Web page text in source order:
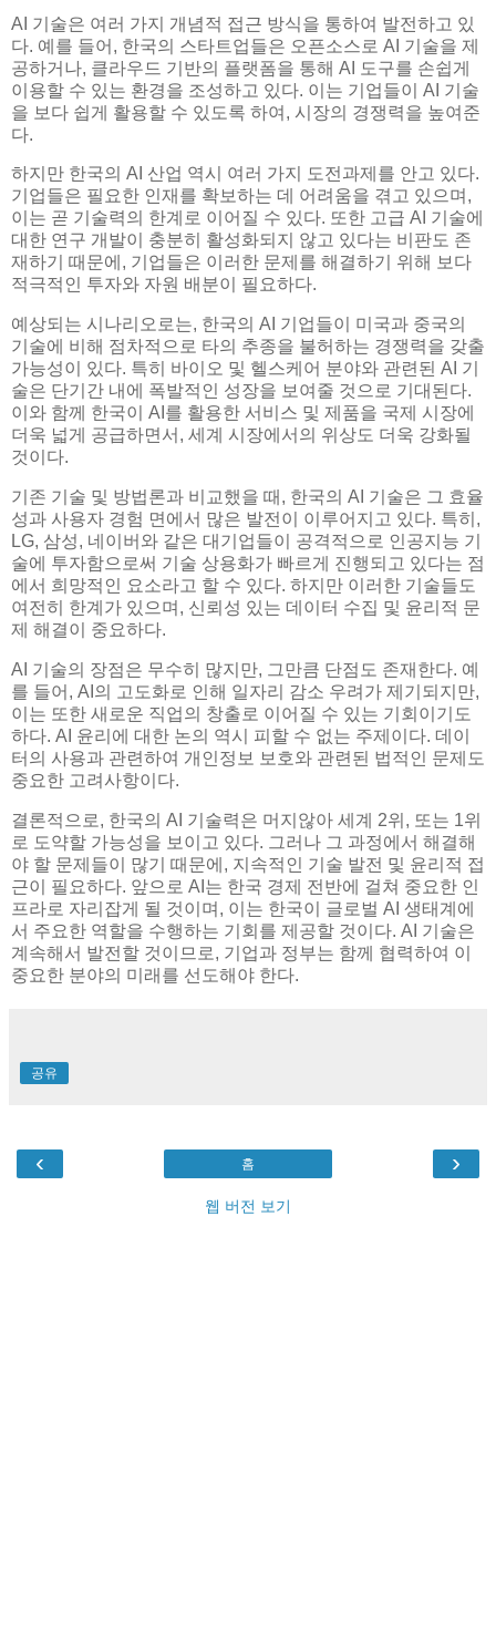
AI 기술은 여러 가지 개념적 접근 방식을 통하여 발전하고 있
다. 예를 들어, 한국의 스타트업들은 오픈소스로 AI 기술을 제
공하거나, 클라우드 기반의 플랫폼을 통해 AI 도구를 손쉽게
이용할 수 있는 환경을 조성하고 있다. 이는 기업들이 AI 기술
을 보다 쉽게 활용할 수 있도록 하여, 시장의 경쟁력을 높여준
다.
하지만 한국의 AI 산업 역시 여러 가지 도전과제를 안고 있다.
기업들은 필요한 인재를 확보하는 데 어려움을 겪고 있으며,
이는 곧 기술력의 한계로 이어질 수 있다. 또한 고급 AI 기술에
대한 연구 개발이 충분히 활성화되지 않고 있다는 비판도 존
재하기 때문에, 기업들은 이러한 문제를 해결하기 위해 보다
적극적인 투자와 자원 배분이 필요하다.
예상되는 시나리오로는, 한국의 AI 기업들이 미국과 중국의
기술에 비해 점차적으로 타의 추종을 불허하는 경쟁력을 갖출
가능성이 있다. 특히 바이오 및 헬스케어 분야와 관련된 AI 기
술은 단기간 내에 폭발적인 성장을 보여줄 것으로 기대된다.
이와 함께 한국이 AI를 활용한 서비스 및 제품을 국제 시장에
더욱 넓게 공급하면서, 세계 시장에서의 위상도 더욱 강화될
것이다.
기존 기술 및 방법론과 비교했을 때, 한국의 AI 기술은 그 효율
성과 사용자 경험 면에서 많은 발전이 이루어지고 있다. 특히,
LG, 삼성, 네이버와 같은 대기업들이 공격적으로 인공지능 기
술에 투자함으로써 기술 상용화가 빠르게 진행되고 있다는 점
에서 희망적인 요소라고 할 수 있다. 하지만 이러한 기술들도
여전히 한계가 있으며, 신뢰성 있는 데이터 수집 및 윤리적 문
제 해결이 중요하다.
AI 기술의 장점은 무수히 많지만, 그만큼 단점도 존재한다. 예
를 들어, AI의 고도화로 인해 일자리 감소 우려가 제기되지만,
이는 또한 새로운 직업의 창출로 이어질 수 있는 기회이기도
하다. AI 윤리에 대한 논의 역시 피할 수 없는 주제이다. 데이
터의 사용과 관련하여 개인정보 보호와 관련된 법적인 문제도
중요한 고려사항이다.
결론적으로, 한국의 AI 기술력은 머지않아 세계 2위, 또는 1위
로 도약할 가능성을 보이고 있다. 그러나 그 과정에서 해결해
야 할 문제들이 많기 때문에, 지속적인 기술 발전 및 윤리적 접
근이 필요하다. 앞으로 AI는 한국 경제 전반에 걸쳐 중요한 인
프라로 자리잡게 될 것이며, 이는 한국이 글로벌 AI 생태계에
서 주요한 역할을 수행하는 기회를 제공할 것이다. AI 기술은
계속해서 발전할 것이므로, 기업과 정부는 함께 협력하여 이
중요한 분야의 미래를 선도해야 한다.
공유
‹ ›
홈
웹 버전 보기